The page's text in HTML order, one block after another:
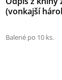
pokračování
(vonkajší
Balené po 10 ks.